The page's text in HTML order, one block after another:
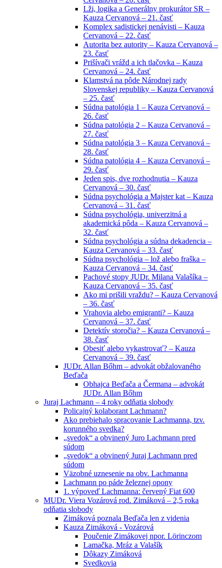
Lži, logika a Generálny prokurátor SR –
Kauza Cervanová – 21. časť
Komplex sadistickej nenávisti – Kauza
Cervanová – 22. časť
Autorita bez autority – Kauza Cervanová –
23. časť
Prišívači vrážd a ich tlačovka – Kauza
Cervanová – 24. časť
Klamstvá na pôde Národnej rady
Slovenskej republiky – Kauza Cervanová
– 25. časť
Súdna patológia 1 – Kauza Cervanová –
26. časť
Súdna patológia 2 – Kauza Cervanová –
27. časť
Súdna patológia 3 – Kauza Cervanová –
28. časť
Súdna patológia 4 – Kauza Cervanová –
29. časť
Jeden spis, dve rozhodnutia – Kauza
Cervanová – 30. časť
Súdna psychológia a Majster kat – Kauza
Cervanová – 31. časť
Súdna psychológia, univerzitná a
akademická pôda – Kauza Cervanová –
32. časť
Súdna psychológia a súdna dekadencia –
Kauza Cervanová – 33. časť
Súdna psychológia – lož alebo fraška –
Kauza Cervanová – 34. časť
Pachové stopy JUDr. Milana Valašíka –
Kauza Cervanová – 35. časť
Ako mi prišili vraždu? – Kauza Cervanová
– 36. časť
Vrahovia alebo emigranti? – Kauza
Cervanová – 37. časť
Detektív storočia? – Kauza Cervanová –
38. časť
Obesiť alebo vykastrovať? – Kauza
Cervanová – 39. časť
JUDr. Allan Bőhm – advokát obžalovaného
Beďača
Obhajca Beďača a Čermana – advokát
JUDr. Allan Bőhm
Juraj Lachmann – 4 roky odňatia slobody
Policajný kolaborant Lachmann?
Ako prebiehalo spracovanie Lachmanna, tzv.
korunného svedka?
„svedok“ a obvinený Juro Lachmann pred
súdom
„svedok“ a obvinený Juraj Lachmann pred
súdom
Väzobné uznesenie na obv. Lachmanna
Lachmann po páde železnej opony
1. výpoveď Lachmanna: červený Fiat 600
MUDr. Viera Vozárová rod. Zimáková – 2,5 roka
odňatia slobody
Zimáková poznala Beďača len z videnia
Kauza Zimáková - Vozárová
Poučenie Zimákovej npor. Lörinczom
Lamačka, Mráz a Valašík
Dôkazy Zimáková
Svedkovia